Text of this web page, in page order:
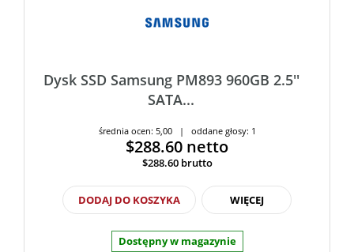
Dysk SSD Samsung PM893 960GB 2.5''
SATA...
średnia ocen: 5,00 | oddane głosy: 1
$288.60 netto
$288.60 brutto
DODAJ DO KOSZYKA WIĘCEJ
Dostępny w magazynie